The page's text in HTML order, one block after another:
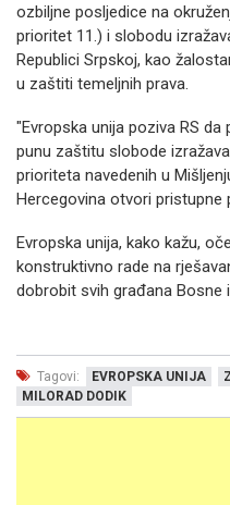
ozbiljne posljedice na
prioritet 11.) i slobodu
Republici Srpskoj, kao
u zaštiti temeljnih prava.
"Evropska unija poziva RS
punu zaštitu slobode
prioriteta navedenih u
Hercegovina otvori pristupne
Evropska unija, kako kažu,
konstruktivno rade na
dobrobit svih građana Bosne
Tagovi: EVROPSKA UNIJA
MILORAD DODIK